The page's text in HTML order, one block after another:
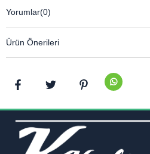
tekniklerinde konforlu bir kullanım
Yaratıcılığını özgürce yansıtman
kaliteli yapısı ve şık tasarımıyla
çalışmaları için ideal kullanım sunar.
sayfaları rahatça açıp kullanma
Kaliteli 1. hamur kağıdı; kalem,
Yorumlar(0)
Ürün Önerileri